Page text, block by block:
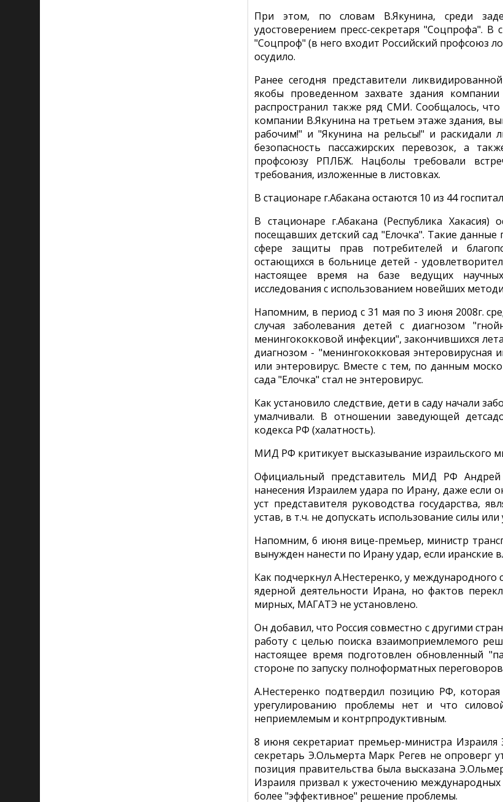
При этом, по словам В.Якунина, среди
удостоверением пресс-секретаря "Соцпрофа".
"Соцпроф" (в него входит Российский профсоюз
осудило.
Ранее сегодня представители
якобы проведенном захвате здания
распространил также ряд СМИ. Сообщалось,
компании В.Якунина на третьем этаже здания,
рабочим!" и "Якунина на рельсы!" и раскидали
безопасность пассажирских перевозок, а
профсоюзу РПЛБЖ. Нацболы требовали
требования, изложенные в листовках.
В стационаре г.Абакана остаются 10 из 44
В стационаре г.Абакана (Республика
посещавших детский сад "Елочка". Такие данные
сфере защиты прав потребителей и
остающихся в больнице детей -
настоящее время на базе ведущих
исследования с использованием новейших
Напомним, в период с 31 мая по 3 июня 2008г.
случая заболевания детей с диагнозом
менингококковой инфекции", закончившихся
диагнозом - "менингококковая энтеровирусная
или энтеровирус. Вместе с тем, по данным
сада "Елочка" стал не энтеровирус.
Как установило следствие, дети в саду начали
умалчивали. В отношении заведующей
кодекса РФ (халатность).
МИД РФ критикует высказывание израильского
Официальный представитель МИД РФ Андрей
нанесения Израилем удара по Ирану, даже если
уст представителя руководства государства,
устав, в т.ч. не допускать использование силы
Напомним, 6 июня вице-премьер, министр
вынужден нанести по Ирану удар, если иранские
Как подчеркнул А.Нестеренко, у
ядерной деятельности Ирана, но фактов
мирных, МАГАТЭ не установлено.
Он добавил, что Россия совместно с другими
работу с целью поиска взаимоприемлемого
настоящее время подготовлен обновленный
стороне по запуску полноформатных
А.Нестеренко подтвердил позицию РФ,
урегулированию проблемы нет и что
неприемлемым и контрпродуктивным.
8 июня секретариат премьер-министра
секретарь Э.Ольмерта Марк Регев не опроверг
позиция правительства была высказана
Израиля призвал к ужесточению
более "эффективное" решение проблемы.